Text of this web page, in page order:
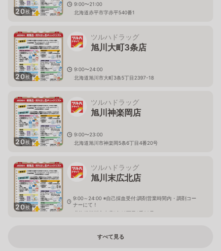
20枚
9:00〜21:00
北海道赤平市字赤平540番1
20枚
ツルハドラッグ
旭川大町3条店
9:00〜24:00
北海道旭川市大町3条5丁目2397-18
20枚
ツルハドラッグ
旭川神楽岡店
9:00〜23:00
北海道旭川市神楽岡5条6丁目4番20号
20枚
ツルハドラッグ
旭川末広北店
9:00～24:00 ※自己採血受付:調剤営業時間内・調剤コー
ナーにて！
北海道旭川市末広1条10丁目1番20号
すべて見る